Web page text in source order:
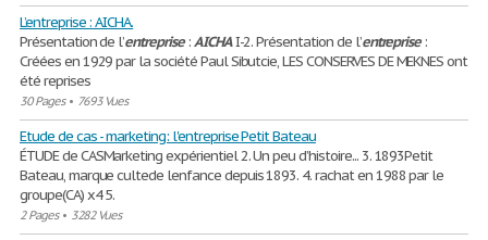
L’entreprise : AICHA.
Présentation de l’entreprise:AICHAI-2. Présentation de l’entreprise:
Créées en 1929 par la société Paul Sibutcie, LES CONSERVES DE MEKNES ont
été reprises
30 Pages• 7693 Vues
Etude de cas - marketing: l'entreprise Petit Bateau
ÉTUDE de CASMarketing expérientiel 2. Un peu d’histoire... 3. 1893Petit
Bateau, marque cultede lenfance depuis 1893. 4. rachat en 1988 par le
groupe(CA) x4 5.
2 Pages• 3282 Vues